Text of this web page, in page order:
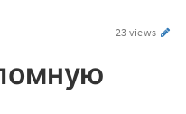
23 views